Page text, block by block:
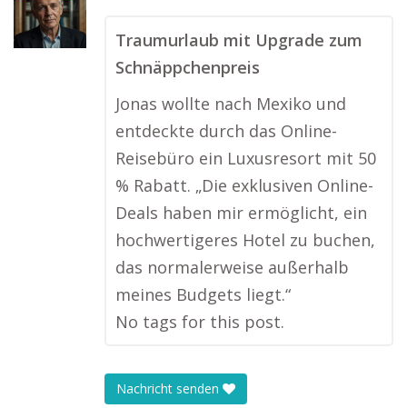
Traumurlaub mit Upgrade zum
Schnäppchenpreis
Jonas wollte nach Mexiko und
entdeckte durch das Online-
Reisebüro ein Luxusresort mit 50
% Rabatt. „Die exklusiven Online-
Deals haben mir ermöglicht, ein
hochwertigeres Hotel zu buchen,
das normalerweise außerhalb
meines Budgets liegt.“
No tags for this post.
Nachricht senden